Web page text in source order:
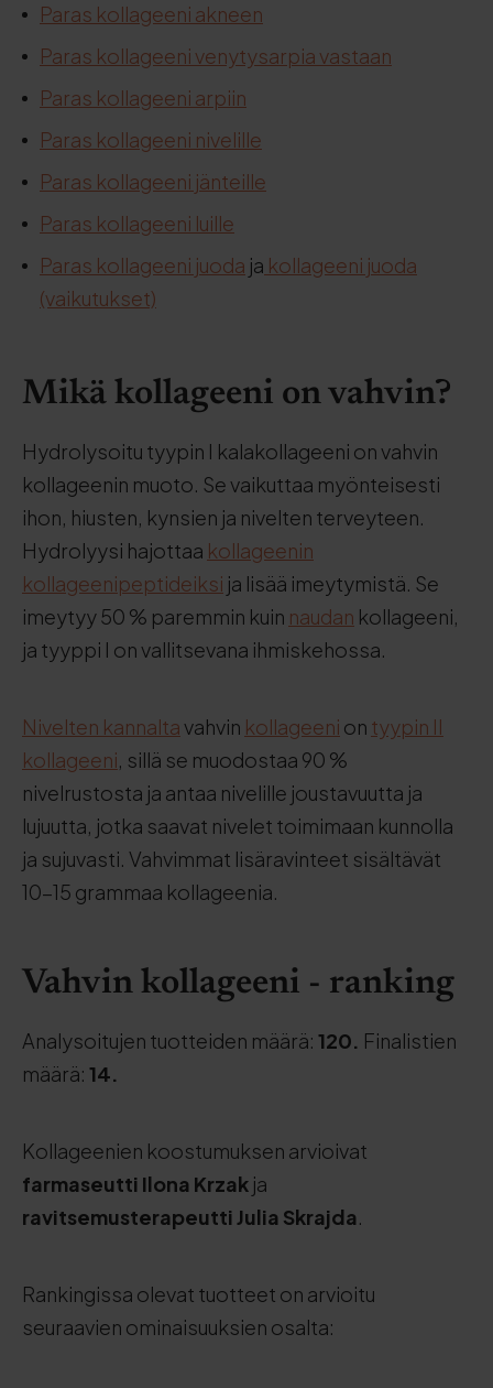
Paras kollageeni akneen
Paras kollageeni venytysarpia vastaan
Paras kollageeni arpiin
Paras kollageeni nivelille
Paras kollageeni jänteille
Paras kollageeni luille
Paras kollageeni juoda ja kollageeni juoda
(vaikutukset)
Mikä kollageeni on vahvin?
Hydrolysoitu tyypin I kalakollageeni on vahvin
kollageenin muoto. Se vaikuttaa myönteisesti
ihon, hiusten, kynsien ja nivelten terveyteen.
Hydrolyysi hajottaa kollageenin
kollageenipeptideiksi ja lisää imeytymistä. Se
imeytyy 50 % paremmin kuin naudan kollageeni,
ja tyyppi I on vallitsevana ihmiskehossa.
Nivelten kannaltavahvin kollageeni on tyypin II
kollageeni, sillä se muodostaa 90 %
nivelrustosta ja antaa nivelille joustavuutta ja
lujuutta, jotka saavat nivelet toimimaan kunnolla
ja sujuvasti. Vahvimmat lisäravinteet sisältävät
10-15 grammaa kollageenia.
Vahvin kollageeni - ranking
Analysoitujen tuotteiden määrä: 120. Finalistien
määrä: 14.
Kollageenien koostumuksen arvioivat
farmaseutti Ilona Krzak ja
ravitsemusterapeutti Julia Skrajda.
Rankingissa olevat tuotteet on arvioitu
seuraavien ominaisuuksien osalta: